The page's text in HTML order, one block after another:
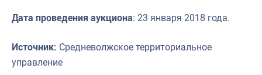
Дата проведения аукциона: 23 января 2018 года.
Источник: Средневолжское территориальное
управление